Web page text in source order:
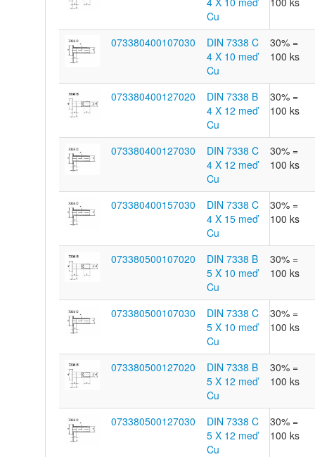
Cu
073380400107030
DIN 7338 C
4 X 10 meď
Cu
30% =
100 ks
073380400127020
DIN 7338 B
4 X 12 meď
Cu
30% =
100 ks
073380400127030
DIN 7338 C
4 X 12 meď
Cu
30% =
100 ks
073380400157030
DIN 7338 C
4 X 15 meď
Cu
30% =
100 ks
073380500107020
DIN 7338 B
5 X 10 meď
Cu
30% =
100 ks
073380500107030
DIN 7338 C
5 X 10 meď
Cu
30% =
100 ks
073380500127020
DIN 7338 B
5 X 12 meď
Cu
30% =
100 ks
073380500127030
DIN 7338 C
5 X 12 meď
Cu
30% =
100 ks